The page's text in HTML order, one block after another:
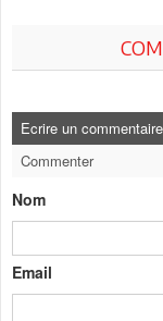
Ecrire un commentaire
Commenter
Nom
Email